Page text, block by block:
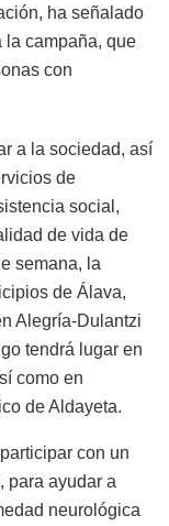
ha señalado
la campaña, que
con
a la sociedad, así
de
social,
de vida de
semana, la
de Álava,
Alegría-Dulantzi
tendrá lugar en
como en
de Aldayeta.
con un
para ayudar a
neurológica